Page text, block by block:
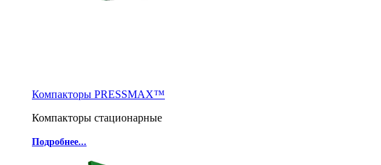
Компакторы PRESSMAX™
Компакторы стационарные
Подробнее...